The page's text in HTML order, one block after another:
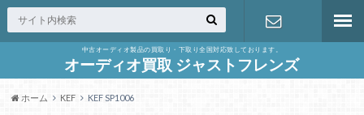
中古オーディオ製品の買取り・下取り全国対応致しております。
オーディオ買取 ジャストフレンズ
お問合せ
ホーム KEF KEF SP1006